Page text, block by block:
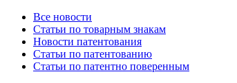
Все новости
Статьи по товарным знакам
Новости патентования
Статьи по патентованию
Статьи по патентно поверенным